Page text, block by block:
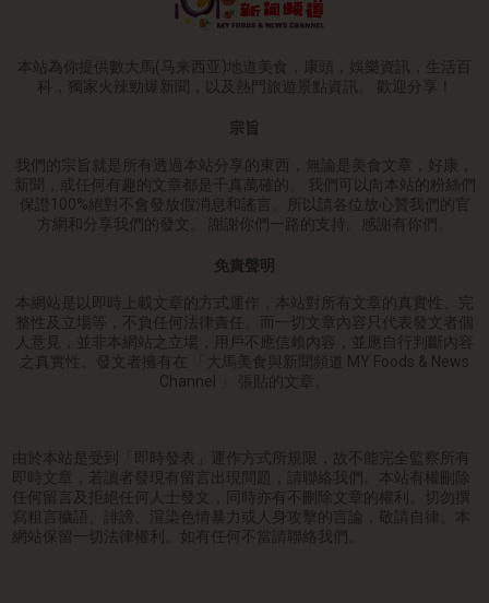
本站為你提供數大馬(马来西亚)地道美食，康頭，娛樂資訊，生活百
科，獨家火辣勁爆新聞，以及熱門旅遊景點資訊。 歡迎分享！
宗旨
我們的宗旨就是所有透過本站分享的東西，無論是美食文章，好康，
新聞，或任何有趣的文章都是千真萬確的。 我們可以向本站的粉絲們
保證100%絕對不會發放假消息和謠言。所以請各位放心贊我們的官
方網和分享我們的發文。 謝謝你們一路的支持。感謝有你們。
免責聲明
本網站是以即時上載文章的方式運作，本站對所有文章的真實性、完
整性及立場等，不負任何法律責任。而一切文章內容只代表發文者個
人意見，並非本網站之立場，用戶不應信賴內容，並應自行判斷內容
之真實性。發文者擁有在 「大馬美食與新聞頻道 MY Foods & News
Channel 」 張貼的文章。
由於本站是受到「即時發表」運作方式所規限，故不能完全監察所有
即時文章，若讀者發現有留言出現問題，請聯絡我們。本站有權刪除
任何留言及拒絕任何人士發文，同時亦有不刪除文章的權利。切勿撰
寫粗言穢語、誹謗、渲染色情暴力或人身攻擊的言論，敬請自律。本
網站保留一切法律權利。如有任何不當請聯絡我們。